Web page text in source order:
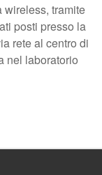
wireless, tramite
posti presso la
rete al centro di
nel laboratorio